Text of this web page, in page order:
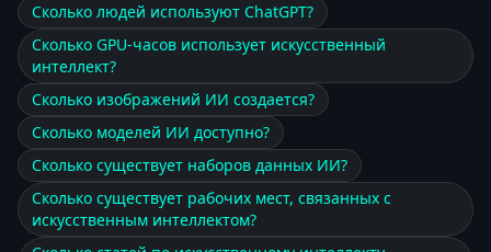
Сколько людей используют ChatGPT?
Сколько GPU-часов использует искусственный
интеллект?
Сколько изображений ИИ создается?
Сколько моделей ИИ доступно?
Сколько существует наборов данных ИИ?
Сколько существует рабочих мест, связанных с
искусственным интеллектом?